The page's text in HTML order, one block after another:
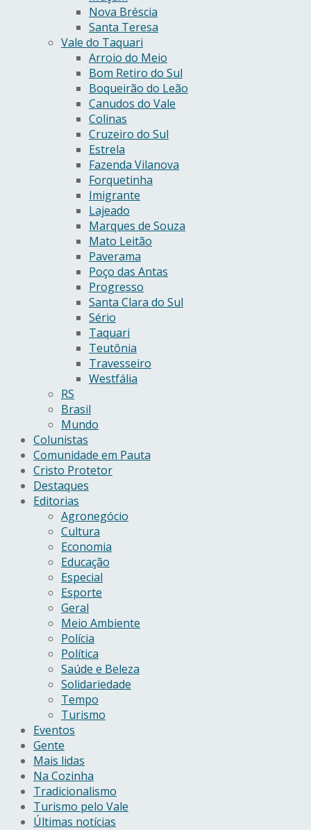
Nova Bréscia
Santa Teresa
Vale do Taquari
Arroio do Meio
Bom Retiro do Sul
Boqueirão do Leão
Canudos do Vale
Colinas
Cruzeiro do Sul
Estrela
Fazenda Vilanova
Forquetinha
Imigrante
Lajeado
Marques de Souza
Mato Leitão
Paverama
Poço das Antas
Progresso
Santa Clara do Sul
Sério
Taquari
Teutônia
Travesseiro
Westfália
RS
Brasil
Mundo
Colunistas
Comunidade em Pauta
Cristo Protetor
Destaques
Editorias
Agronegócio
Cultura
Economia
Educação
Especial
Esporte
Geral
Meio Ambiente
Polícia
Política
Saúde e Beleza
Solidariedade
Tempo
Turismo
Eventos
Gente
Mais lidas
Na Cozinha
Tradicionalismo
Turismo pelo Vale
Últimas notícias